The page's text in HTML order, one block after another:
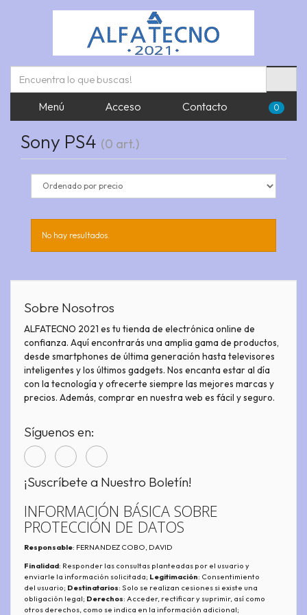
Menú Acceso Contacto 0
Sony PS4 (0 art.)
No hay resultados.
Sobre Nosotros
ALFATECNO 2021 es tu tienda de electrónica online de
confianza. Aquí encontrarás una amplia gama de productos,
desde smartphones de última generación hasta televisores
inteligentes y los últimos gadgets. Nos encanta estar al día
con la tecnología y ofrecerte siempre las mejores marcas y
precios. Además, comprar en nuestra web es fácil y seguro.
Síguenos en:
¡Suscríbete a Nuestro Boletín!
INFORMACIÓN BÁSICA SOBRE
PROTECCIÓN DE DATOS
Responsable: FERNANDEZ COBO, DAVID
Finalidad: Responder las consultas planteadas por el usuario y
enviarle la información solicitada; Legitimación: Consentimiento
del usuario; Destinatarios: Solo se realizan cesiones si existe una
obligación legal; Derechos: Acceder, rectificar y suprimir, así como
otros derechos, como se indica en la información adicional;